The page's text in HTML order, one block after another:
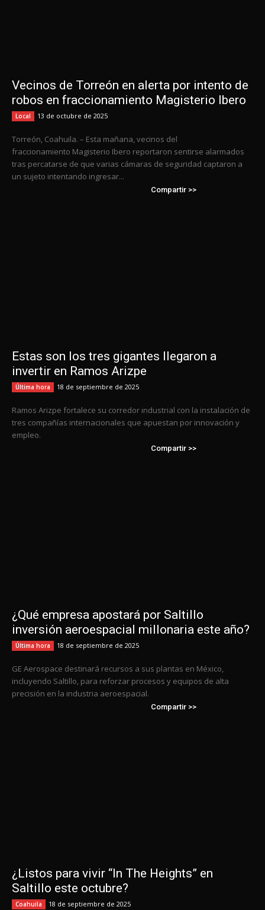
Vecinos de Torreón en alerta por intento de
robos en fraccionamiento Magisterio Ibero
Local 13 de octubre de 2025
Torreón, Coahuila. – Esta mañana, vecinos del
fraccionamiento Magisterio Ibero reportaron sentirse alarmados
tras percatarse de que varias cámaras de seguridad captaron a
un sujeto intentando ingresar...
Compartir >>
Estas son los tres gigantes llegaron a
invertir en Ramos Arizpe
Última hora 18 de septiembre de 2025
Ramos Arizpe fortalece su corredor industrial con la instalación de
tres compañías internacionales que apuestan por innovación y
empleo.
Compartir >>
¿Qué empresa apostará por Saltillo
inversión aeroespacial millonaria este año?
Última hora 18 de septiembre de 2025
GE Aerospace destinará recursos a sus plantas en México,
incluyendo Saltillo, para reforzar procesos y equipos de alta
precisión en la industria aeroespacial.
Compartir >>
¿Listos para vivir “In The Heights” en
Saltillo este octubre?
Coahuila 18 de septiembre de 2025